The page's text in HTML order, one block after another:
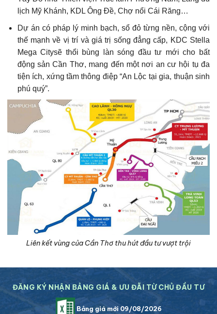
lịch Mỹ Khánh, KDL Ông Đề, Chợ nổi Cái Răng…
Dự án có pháp lý minh bạch, sổ đỏ từng nền, cộng với
thế mạnh về vị trí và giá trị sống đẳng cấp, KDC Stella
Mega Citysẽ thổi bùng làn sóng đầu tư mới cho bất
động sản Cần Thơ, mang đến một nơi an cư hội tụ đa
tiện ích, xứng tầm thông điệp “An Lộc tại gia, thuận sinh
phú quý”.
Liên kết vùng của Cần Thơ thu hút đầu tư vượt trội
ĐĂNG KÝ NHẬN BẢNG GIÁ & ƯU ĐÃI TỪ CHỦ ĐẦU TƯ
Bảng giá mới 09/08/2026